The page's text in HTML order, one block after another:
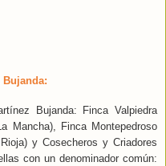
Bujanda: Finca Valpiedra
Mancha), Finca Montepedroso
y Cosecheros y Criadores
con un denominador común: